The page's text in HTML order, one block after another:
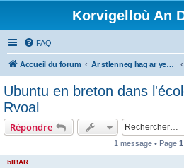
Korvigelloù An
FAQ
Accueil du forum Ar stlenneg hag ar yezhoù bihan er bed a-bezh
Ubuntu en breton dans
Rvoal
Répondre
1 message • Page 1
bIBAR